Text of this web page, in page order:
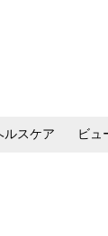
ルスケア ビュ